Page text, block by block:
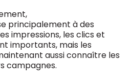
principalement à des
impressions, les clics et
importants, mais les
aussi connaître les
campagnes.